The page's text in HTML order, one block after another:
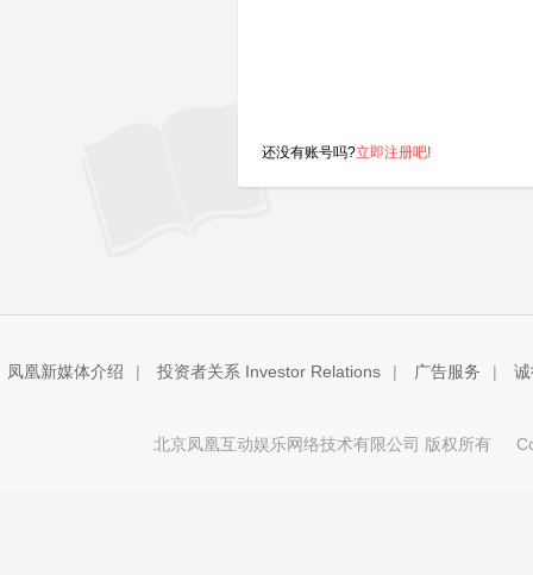
还没有账号吗?立即注册吧!
凤凰新媒体介绍 | 投资者关系 Investor Relations | 广告服务 |
北京凤凰互动娱乐网络技术有限公司 版权所有